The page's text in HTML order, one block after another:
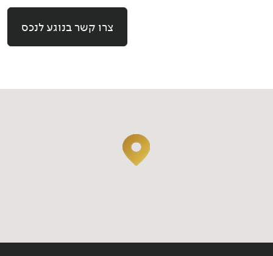
צרו קשר בנוגע לנכס